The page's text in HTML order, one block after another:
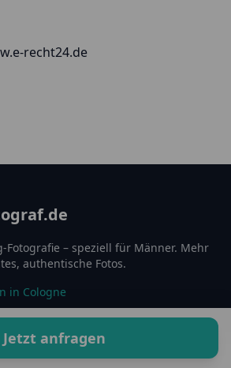
recht24.de
Fotografie – speziell für Männer. Mehr
authentische Fotos.
in Cologne
Jetzt anfragen